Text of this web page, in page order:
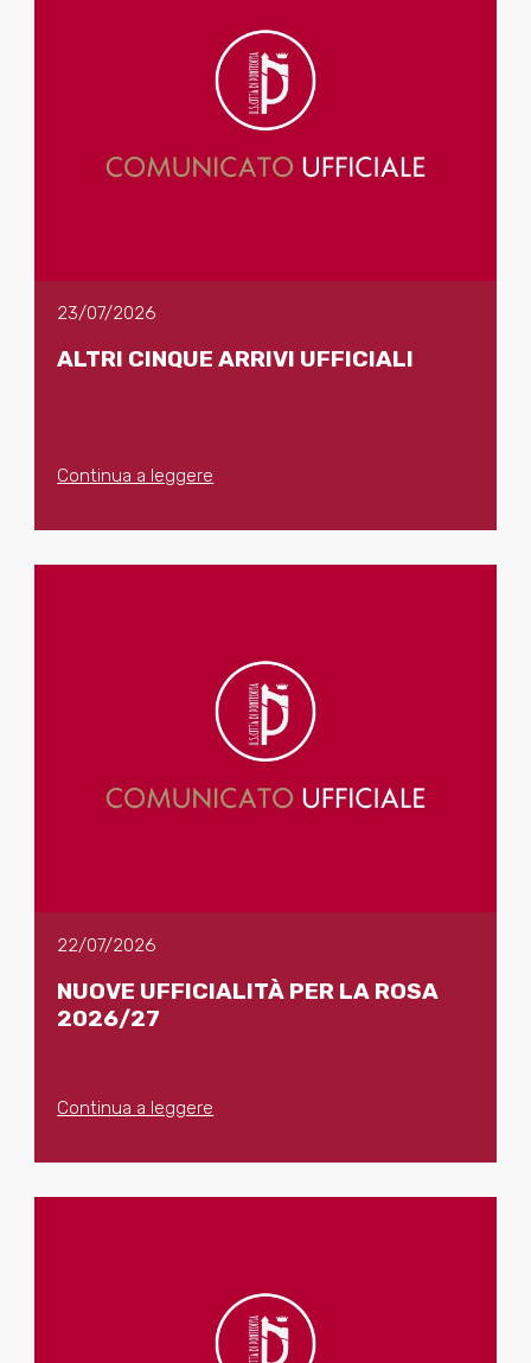
23/07/2026
ALTRI CINQUE ARRIVI UFFICIALI
Continua a leggere
22/07/2026
NUOVE UFFICIALITÀ PER LA ROSA
2026/27
Continua a leggere